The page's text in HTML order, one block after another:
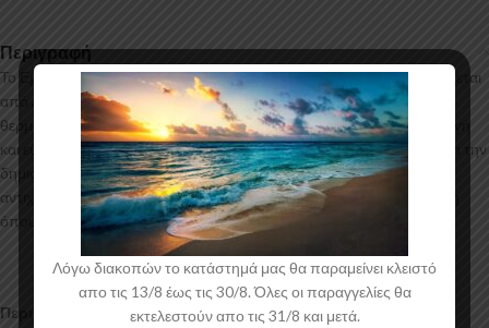
Περιγραφή
Το Εμπρός Σπλίτερ V.2 για το Ford Transit Custom Mk2 κατασκευάζεται
από ABS Πλαστικό υψηλής ποιότητας και αισθητικής σε μηχανές
θερμοδιαμόρφωσης τελευταίας τεχνολογίας έχοντας άψογη εφαρμογή
και εύκολη τοποθέτηση. Το υλικό πλαστικού που χρησιμοποιείται για την
δημιουργία προϊόντων έρχεται σε Μαύρο Γυαλιστερό χρώμα και με
αντιχαρακτική επιφάνεια. Συνοδεύεται από προστατευτική μεμβράνη
όπου αφαιρείται πριν την τοποθέτηση.
Περιεχόμενα Συσκευασίας:
Λόγω διακοπών το κατάστημά μας θα παραμείνει κλειστό
απο τις 13/8 έως τις 30/8. Όλες οι παραγγελίες θα
εκτελεστούν απο τις 31/8 και μετά.